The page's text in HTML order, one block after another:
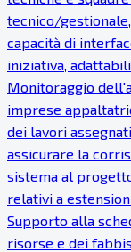
tecnico/
capacità di
iniziativa,
Monitoraggio
imprese
dei lavori
assicurare la
sistema al
relativi a
Supporto alla
risorse e dei